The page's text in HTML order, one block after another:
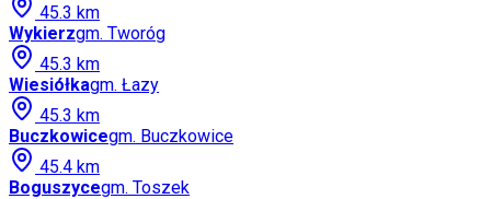
45.3 km
Wykierzgm. Tworóg
45.3 km
Wiesiółkagm. Łazy
45.3 km
Buczkowicegm. Buczkowice
45.4 km
Boguszycegm. Toszek